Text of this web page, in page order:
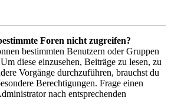
Foren nicht zugreifen?
bestimmten Benutzern oder Gruppen
diese einzusehen, Beiträge zu lesen, zu
Vorgänge durchzuführen, brauchst du
Berechtigungen. Frage einen
nach entsprechenden